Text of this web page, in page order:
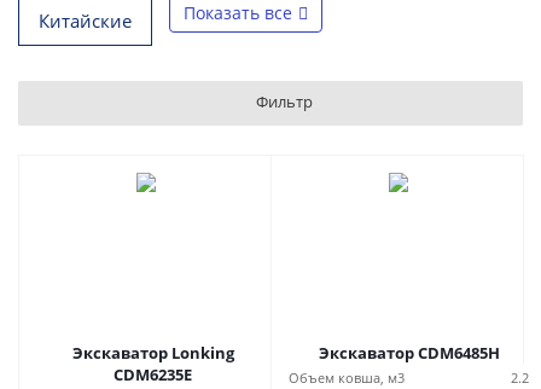
Китайские Показать все
Фильтр
Экскаватор Lonking
CDM6235E
Экскаватор CDM6485H
Объем ковша, м3
2.2